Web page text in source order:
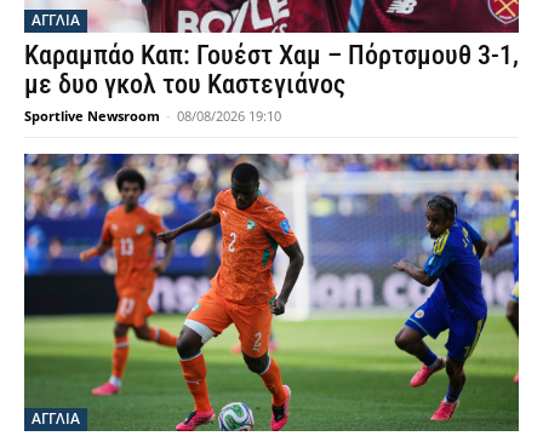
ΑΓΓΛΙΑ
Καραμπάο Καπ: Γουέστ Χαμ – Πόρτσμουθ 3-1,
με δυο γκολ του Καστεγιάνος
Sportlive Newsroom - 08/08/2026 19:10
ΑΓΓΛΙΑ